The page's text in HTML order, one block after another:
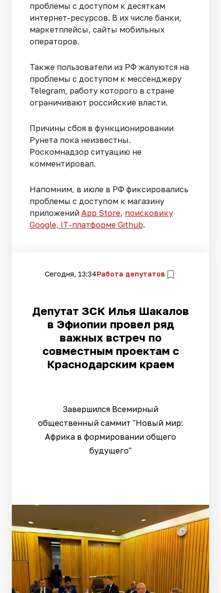
проблемы с доступом к десяткам
интернет-ресурсов. В их числе банки,
маркетплейсы, сайты мобильных
операторов.
Также пользователи из РФ жалуются на
проблемы с доступом к мессенджеру
Telegram, работу которого в стране
ограничивают российские власти.
Причины сбоя в функционировании
Рунета пока неизвестны.
Роскомнадзор ситуацию не
комментировал.
Напомним, в июле в РФ фиксировались
проблемы с доступом к магазину
приложений App Store, поисковику
Google, IT-платформе Github.
Сегодня, 13:34Работа депутатов
Депутат ЗСК Илья Шакалов
в Эфиопии провел ряд
важных встреч по
совместным проектам с
Краснодарским краем
Завершился Всемирный
общественный саммит "Новый мир:
Африка в формировании общего
будущего"